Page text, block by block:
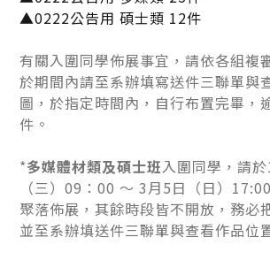
▲0222公告用 碩士類 12件
有關入圍同學佈展事宜，請依各組複
於期間內請至系辦填寫送件三聯單與
圖，於指定時間內，自行布置完畢，
件。
*多媒體材類及碩士班入圍同學，請
（三）09：00 ～ 3月5日（日）
聚落佈展，其餘時段皆不開放，務必
並至系辦填送件三聯單與查看作品位